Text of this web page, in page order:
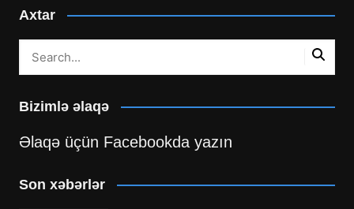
Axtar
Bizimlə əlaqə
Əlaqə üçün Facebookda yazın
Son xəbərlər